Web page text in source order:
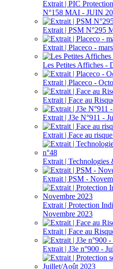
Extrait | PIC
N°158 MAI - JUIN
Extrait | PSM N°295
Extrait | Placeco -
Les Petites Affiches -
Extrait | Placeco -
Extrait | Face au
Extrait | J3e N°911 -
Extrait | Face au
Extrait | Technologies
Extrait | PSM -
Extrait | Protection
Novembre 2023
Extrait | Face au
Extrait | J3e n°900 -